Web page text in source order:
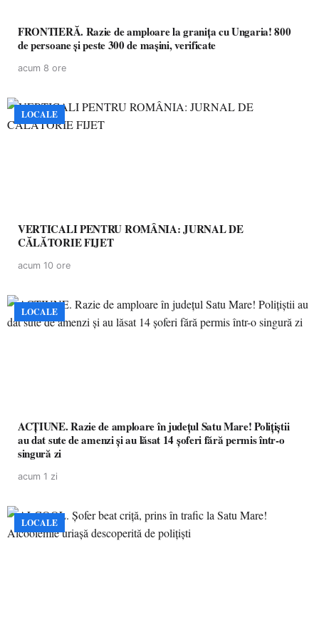
FRONTIERĂ. Razie de amploare la granița cu Ungaria! 800
de persoane și peste 300 de mașini, verificate
acum 8 ore
LOCALE
VERTICALI PENTRU ROMÂNIA: JURNAL DE
CĂLĂTORIE FIJET
acum 10 ore
LOCALE
ACȚIUNE. Razie de amploare în județul Satu Mare! Polițiștii
au dat sute de amenzi și au lăsat 14 șoferi fără permis într-o
singură zi
acum 1 zi
LOCALE